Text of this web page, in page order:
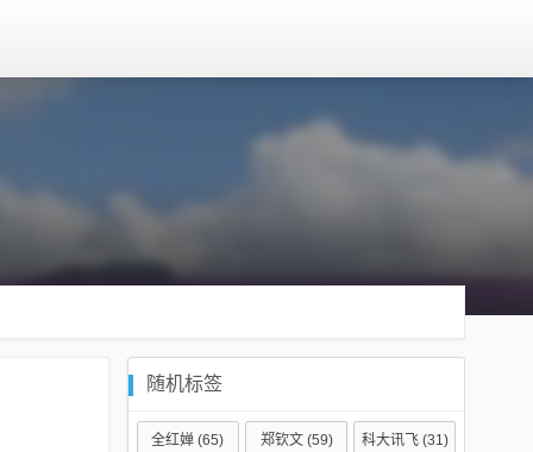
随机标签
全红婵 (65) 郑钦文(59) 科大讯飞(31)